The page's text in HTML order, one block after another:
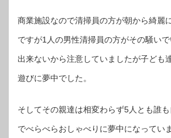
商業施設なので清掃員の方が朝から綺麗
ですが1人の男性清掃員の方がその騒い
出来ないから注意していましたが子ども
遊びに夢中でした。
そしてその親達は相変わらず5人とも誰
でべらべらおしゃべりに夢中になってい